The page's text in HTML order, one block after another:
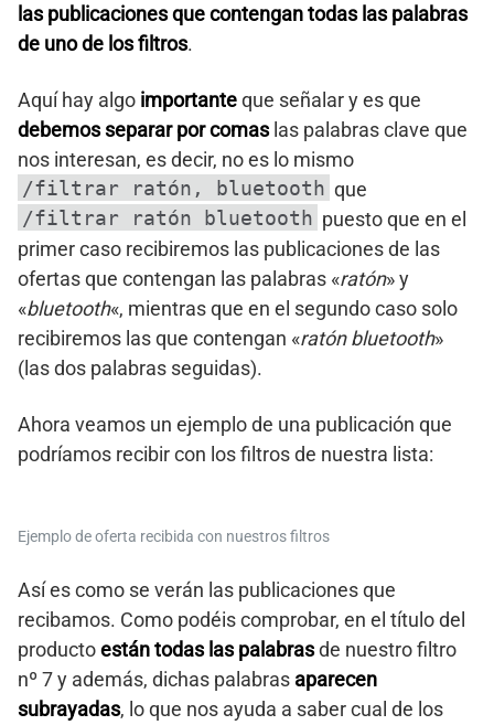
las publicaciones que contengan todas las palabras
de uno de los filtros.
Aquí hay algo importanteque señalar y es que
debemos separar por comaslas palabras clave que
nos interesan, es decir, no es lo mismo
/filtrar ratón, bluetooth que
/filtrar ratón bluetooth puesto que en el
primer caso recibiremos las publicaciones de las
ofertas que contengan las palabras «ratón» y
«bluetooth«, mientras que en el segundo caso solo
recibiremos las que contengan «ratón bluetooth»
(las dos palabras seguidas).
Ahora veamos un ejemplo de una publicación que
podríamos recibir con los filtros de nuestra lista:
Ejemplo de oferta recibida con nuestros filtros
Así es como se verán las publicaciones que
recibamos. Como podéis comprobar, en el título del
productoestán todas las palabrasde nuestro filtro
nº 7 y además, dichas palabras aparecen
subrayadas, lo que nos ayuda a saber cual de los